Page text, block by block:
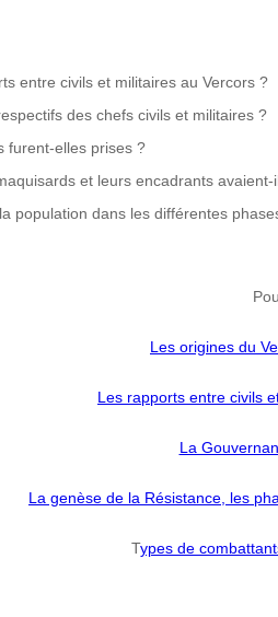
entre civils et militaires au Vercors ?
des chefs civils et militaires ?
furent-elles prises ?
et leurs encadrants
population dans les différentes
Les origines du
Les rapports entre civils
La
La genèse de la Résistance, les
Types de